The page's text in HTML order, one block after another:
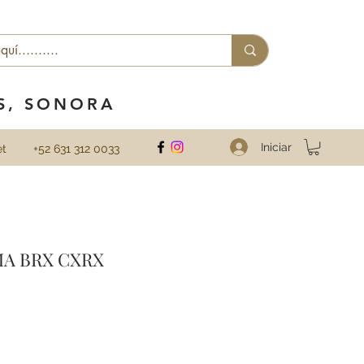
SONORA
+52 631 312 0033 Iniciar
BRX CXRX